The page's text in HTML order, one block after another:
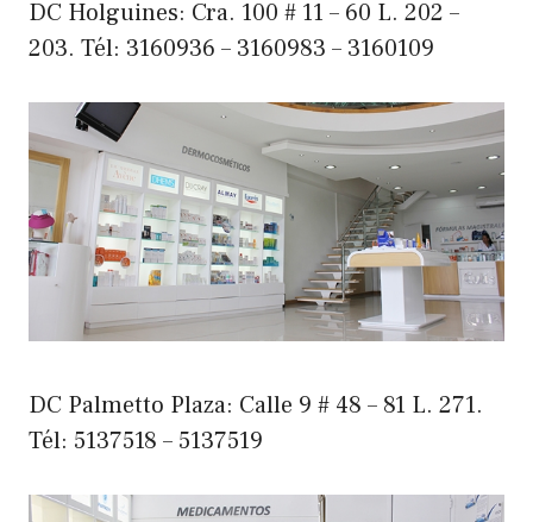
DC Holguines: Cra. 100 # 11 – 60 L. 202 –
203. Tél: 3160936 – 3160983 – 3160109
DC Palmetto Plaza: Calle 9 # 48 – 81 L. 271.
Tél: 5137518 – 5137519